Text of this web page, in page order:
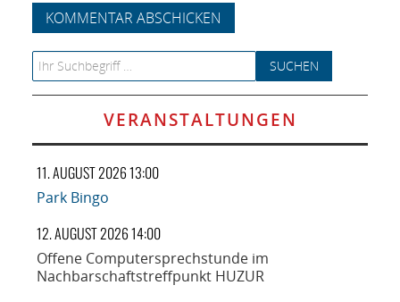
Search for:
VERANSTALTUNGEN
11. AUGUST 2026 13:00
Park Bingo
12. AUGUST 2026 14:00
Offene Computersprechstunde im
Nachbarschaftstreffpunkt HUZUR